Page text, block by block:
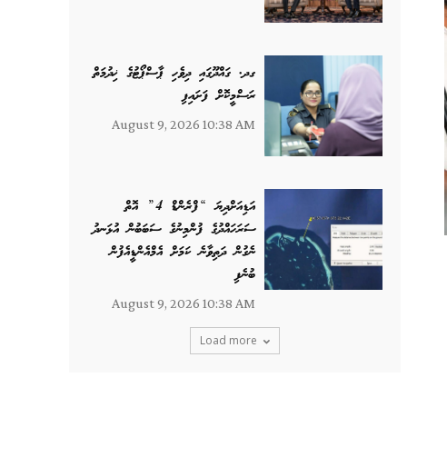
ގދ. ގައްދޫގައި ދިވެހި ޕާސްޕޯޓުގެ ޚިދުމަތް
ރަސްމީކޮށް ފަށައިފި
August 9, 2026 10:38 AM
އަޑިއަށްދިޔަ “ފްރެންޑް 4” އޮތް
ސަރަހައްދުގެ ފުންމިނުގެ ސަބަބުން އުޅަނދު
ނެގުން ދަތިވާނެ ކަމަށް އެމްއެންޑީއެފުން
ބުނެފި
August 9, 2026 10:38 AM
Load more